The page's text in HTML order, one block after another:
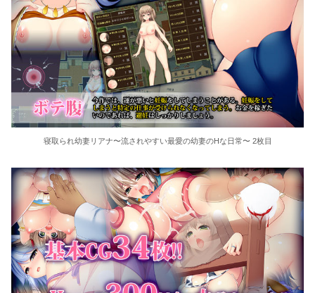
寝取られ幼妻リアナ〜流されやすい最愛の幼妻のHな日常〜 2枚目